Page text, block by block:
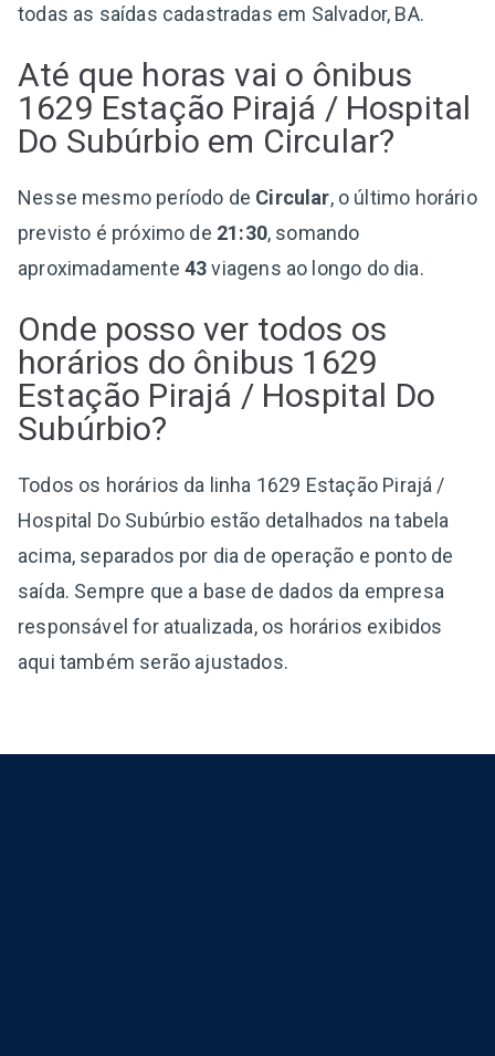
todas as saídas cadastradas em Salvador, BA.
Até que horas vai o ônibus
1629 Estação Pirajá / Hospital
Do Subúrbio em Circular?
Nesse mesmo período de Circular, o último horário
previsto é próximo de 21:30, somando
aproximadamente 43viagens ao longo do dia.
Onde posso ver todos os
horários do ônibus 1629
Estação Pirajá / Hospital Do
Subúrbio?
Todos os horários da linha 1629 Estação Pirajá /
Hospital Do Subúrbio estão detalhados na tabela
acima, separados por dia de operação e ponto de
saída. Sempre que a base de dados da empresa
responsável for atualizada, os horários exibidos
aqui também serão ajustados.